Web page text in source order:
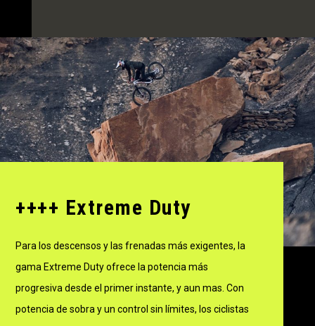
++++ Extreme Duty
Para los descensos y las frenadas más exigentes, la
gama Extreme Duty ofrece la potencia más
progresiva desde el primer instante, y aun mas. Con
potencia de sobra y un control sin límites, los ciclistas